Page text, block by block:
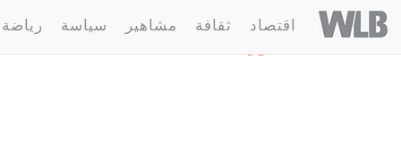
Welovebuzz
اقتصاد ثقافة مشاهير سياسة رياضة
1 مقالة : فابور